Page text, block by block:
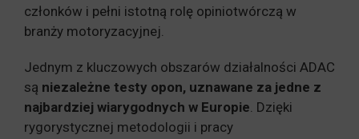
członków i pełni istotną rolę opiniotwórczą w
branży motoryzacyjnej.
Jednym z kluczowych obszarów działalności ADAC
są niezależne testy opon, uznawane za jedne z
najbardziej wiarygodnych w Europie . Dzięki
rygorystycznej metodologii i pracy